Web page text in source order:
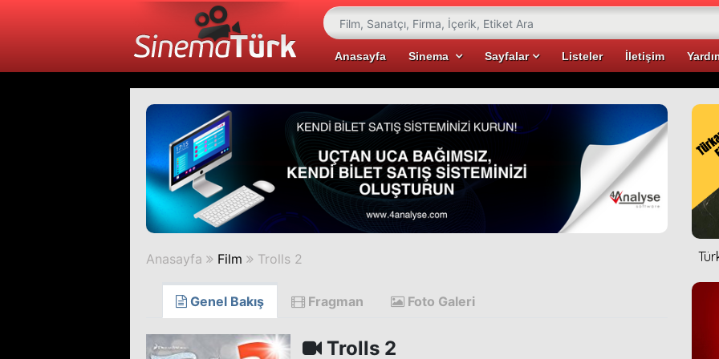
Anasayfa Sinema Sayfalar Listeler İletişim
Anasayfa Film Trolls 2
Genel Bakış Fragman Foto Galeri
Trolls 2